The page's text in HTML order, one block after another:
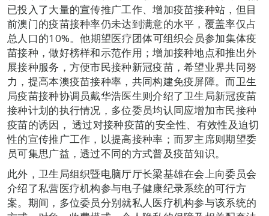
已投入了大量的宣传推广工作、增加疫苗接种站，但目
前澳门的疫苗接种率仍未达到满意的水平，覆盖率仅占
总人口的10%。他期望医疗团体可组织会员参加集体疫
苗接种，做好榜样和示范作用；增加接种地点和推出外
展接种服务，方便市民接种新冠疫苗，希望业界共同努
力，提高本澳疫苗接种率，共同构建免疫屏障。而卫生
局疫苗接种协调员戴华浩医生则介绍了卫生局新冠疫苗
接种计划的执行情况，多位委员均认同应增加市民接种
疫苗的诱因， 透过对接种疫苗的安全性、有效性及迫切
性的宣传推广工作，以提高接种率；而罗主席则期望委
员可集思广益，透过不同的方式普及疫苗知识。
此外，卫生局组织暨电脑厅厅长梁基雄在会上向委员会
介绍了私营医疗机构参与电子健康纪录系统的可行方
案。期间，多位委员分别就私人医疗机构参与该系统的